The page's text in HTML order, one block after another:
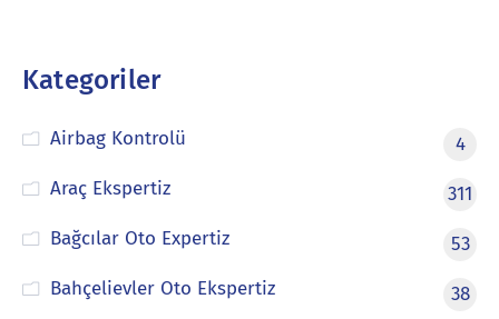
Kategoriler
Airbag Kontrolü
4
Araç Ekspertiz
311
Bağcılar Oto Expertiz
53
Bahçelievler Oto Ekspertiz
38